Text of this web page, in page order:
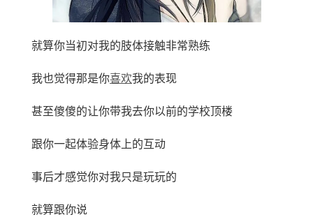
就算你当初对我的肢体接触非常熟练
我也觉得那是你喜欢我的表现
甚至傻傻的让你带我去你以前的学校顶楼
跟你一起体验身体上的互动
事后才感觉你对我只是玩玩的
就算跟你说